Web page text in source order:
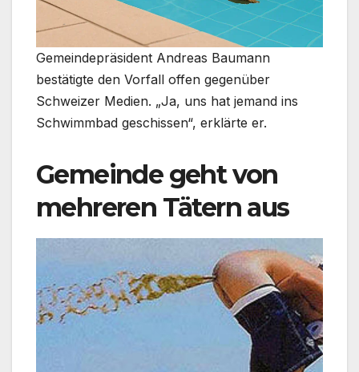
Gemeindepräsident Andreas Baumann
bestätigte den Vorfall offen gegenüber
Schweizer Medien. „Ja, uns hat jemand ins
Schwimmbad geschissen“, erklärte er.
Gemeinde geht von
mehreren Tätern aus